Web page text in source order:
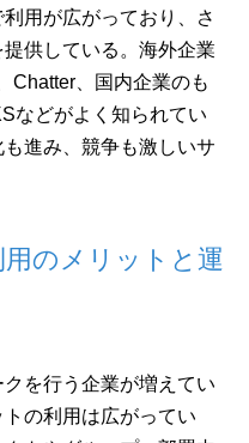
用が広がっており、さ
供している。海外企業
Chatter、国内企業のも
などがよく知られてい
進み、競争も激しいサ
のメリットと運
を行う企業が増えてい
の利用は広がってい